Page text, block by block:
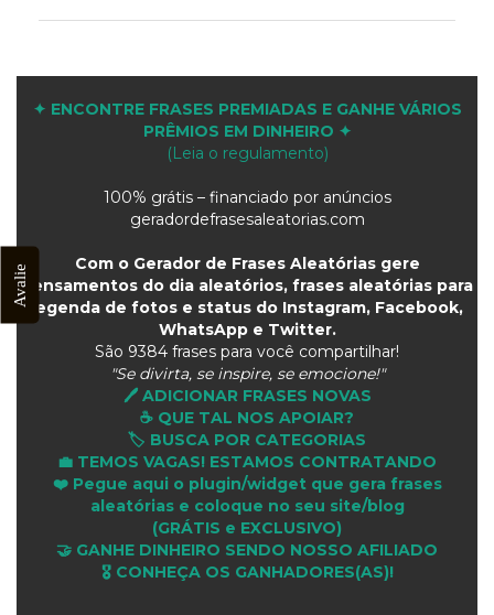
✦ ENCONTRE FRASES PREMIADAS E GANHE VÁRIOS
PRÊMIOS EM DINHEIRO ✦
(Leia o regulamento)
100% grátis – financiado por anúncios
geradordefrasesaleatorias.com
Com o Gerador de Frases Aleatórias gere
pensamentos do dia aleatórios, frases aleatórias para
legenda de fotos e status do Instagram, Facebook,
WhatsApp e Twitter.
São 9384 frases para você compartilhar!
"Se divirta, se inspire, se emocione!"
🖊️ ADICIONAR FRASES NOVAS
☕ QUE TAL NOS APOIAR?
🏷️ BUSCA POR CATEGORIAS
💼 TEMOS VAGAS! ESTAMOS CONTRATANDO
❤️ Pegue aqui o plugin/widget que gera frases
aleatórias e coloque no seu site/blog
(GRÁTIS e EXCLUSIVO)
🤝 GANHE DINHEIRO SENDO NOSSO AFILIADO
🎖 CONHEÇA OS GANHADORES(AS)!
Avalie